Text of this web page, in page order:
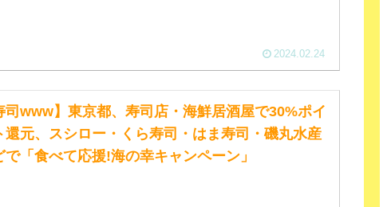
2024.02.24
司www】東京都、寿司店・海鮮居酒屋で30%ポイ
還元、スシロー・くら寿司・はま寿司・磯丸水産
で「食べて応援!海の幸キャンペーン」